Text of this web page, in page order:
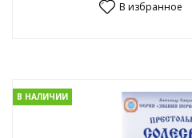
В избранное
В НАЛИЧИИ